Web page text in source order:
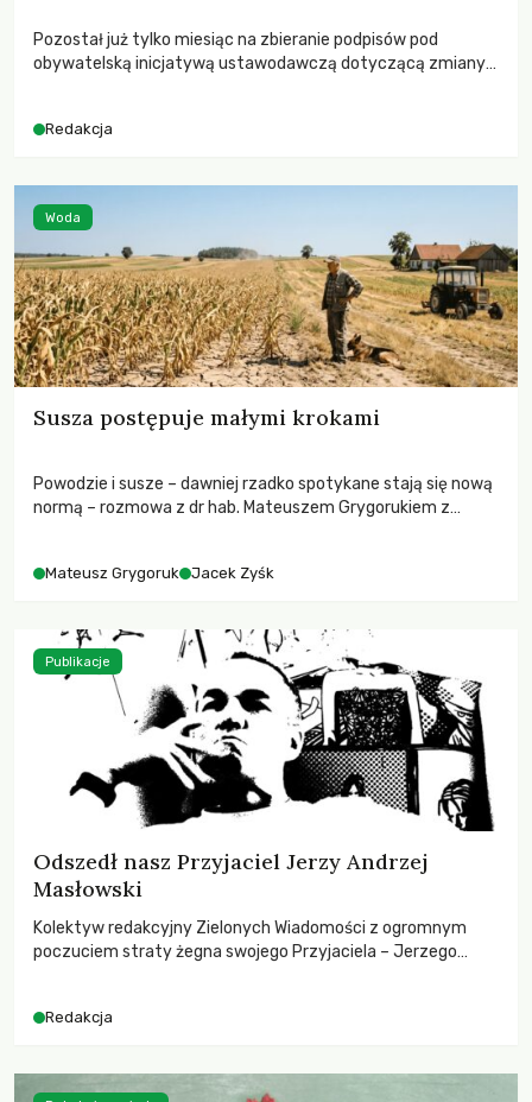
Pozostał już tylko miesiąc na zbieranie podpisów pod
obywatelską inicjatywą ustawodawczą dotyczącą zmiany
niezwykle korzystne rozwiązania dla przyrody i zwierząt,
funkcjonowania łowiectwa w Polsce.
Redakcja
Susza postępuje małymi krokami
Powodzie i susze – dawniej rzadko spotykane stają się nową
normą – rozmowa z dr hab. Mateuszem Grygorukiem z
Mateusz Grygoruk Jacek Zyśk
Woda
Odszedł nasz Przyjaciel Jerzy Andrzej
Masłowski
Kolektyw redakcyjny Zielonych Wiadomości z ogromnym
poczuciem straty żegna swojego Przyjaciela – Jerzego
Redakcja
Publikacje